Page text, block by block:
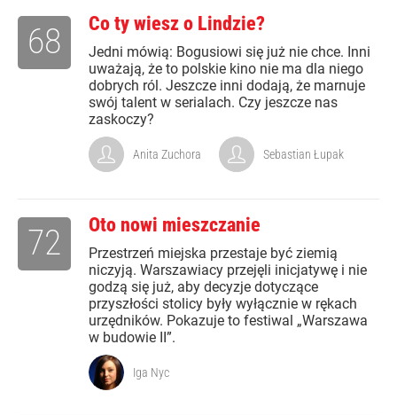
Co ty wiesz o Lindzie?
Jedni mówią: Bogusiowi się już nie chce. Inni
uważają, że to polskie kino nie ma dla niego
dobrych ról. Jeszcze inni dodają, że marnuje
swój talent w serialach. Czy jeszcze nas
zaskoczy?
68
Anita Zuchora Sebastian Łupak
Oto nowi mieszczanie
Przestrzeń miejska przestaje być ziemią
niczyją. Warszawiacy przejęli inicjatywę i nie
godzą się już, aby decyzje dotyczące
przyszłości stolicy były wyłącznie w rękach
urzędników. Pokazuje to festiwal „Warszawa
w budowie II”.
72
Iga Nyc